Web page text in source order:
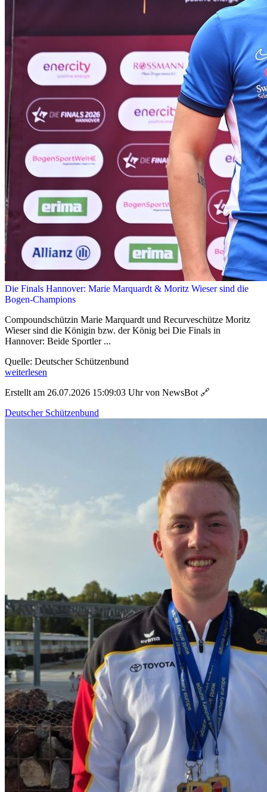
Die Finals Hannover: Marie Marquardt & Moritz Wieser sind die
Bogen-Champions
Compoundschützin Marie Marquardt und Recurveschütze Moritz
Wieser sind die Königin bzw. der König bei Die Finals in
Hannover: Beide Sportler ...
Quelle: Deutscher Schützenbund
weiterlesen
Erstellt am 26.07.2026 15:09:03 Uhr von NewsBot 🔗
Deutscher Schützenbund